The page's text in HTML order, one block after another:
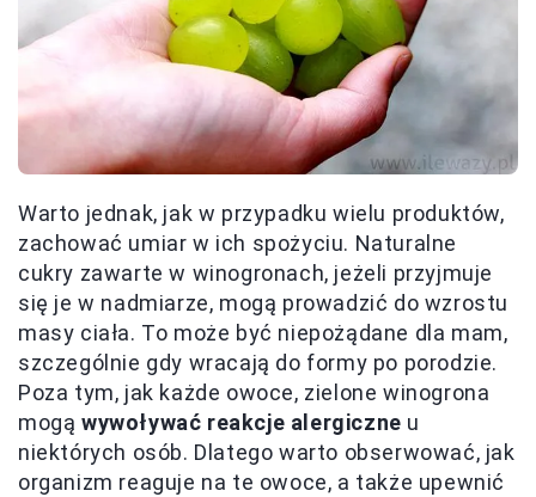
Warto jednak, jak w przypadku wielu produktów,
zachować umiar w ich spożyciu. Naturalne
cukry zawarte w winogronach, jeżeli przyjmuje
się je w nadmiarze, mogą prowadzić do wzrostu
masy ciała. To może być niepożądane dla mam,
szczególnie gdy wracają do formy po porodzie.
Poza tym, jak każde owoce, zielone winogrona
mogą wywoływać reakcje alergiczne u
niektórych osób. Dlatego warto obserwować, jak
organizm reaguje na te owoce, a także upewnić